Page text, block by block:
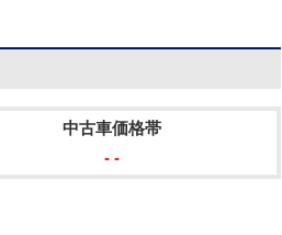
中古車価格帯
- -